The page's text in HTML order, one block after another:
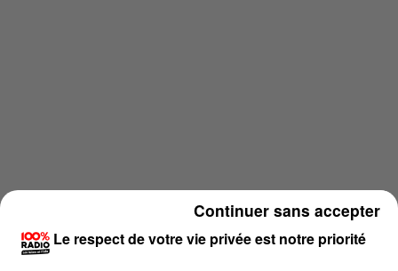
Le respect de votre vie privée est notre priorité
Continuer sans accepter